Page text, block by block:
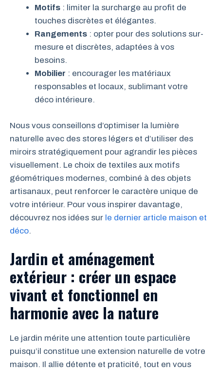
Motifs : limiter la surcharge au profit de
touches discrètes et élégantes.
Rangements : opter pour des solutions sur-
mesure et discrètes, adaptées à vos
besoins.
Mobilier : encourager les matériaux
responsables et locaux, sublimant votre
déco intérieure.
Nous vous conseillons d’optimiser la lumière
naturelle avec des stores légers et d’utiliser des
miroirs stratégiquement pour agrandir les pièces
visuellement. Le choix de textiles aux motifs
géométriques modernes, combiné à des objets
artisanaux, peut renforcer le caractère unique de
votre intérieur. Pour vous inspirer davantage,
découvrez nos idées sur le dernier article maison et
déco.
Jardin et aménagement
extérieur : créer un espace
vivant et fonctionnel en
harmonie avec la nature
Le jardin mérite une attention toute particulière
puisqu’il constitue une extension naturelle de votre
maison. Il allie détente et praticité, tout en vous